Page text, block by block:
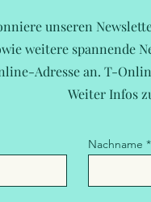
unseren
weitere spannende
Adresse an. T-
Weiter Infos
Nachname